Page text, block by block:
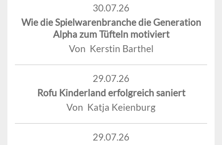
30.07.26
Wie die Spielwarenbranche die Generation
Alpha zum Tüfteln motiviert
Von Kerstin Barthel
29.07.26
Rofu Kinderland erfolgreich saniert
Von Katja Keienburg
29.07.26